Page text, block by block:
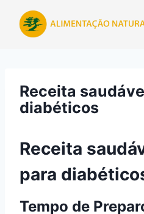
para
Receita
diabéticos
Receita
para
Tempo de